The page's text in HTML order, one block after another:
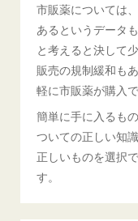
市販薬については
あるというデータ
と考えると決して
販売の規制緩和も
軽に市販薬が購入
簡単に手に入るも
ついての正しい知
正しいものを選択
す。